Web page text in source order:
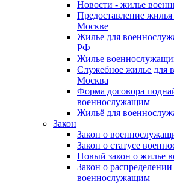
Новости - жилье
Предоставление
Москве
Жилье для
РФ
Жилье
Служебное жилье для
Москва
Форма договора
военнослужащим
Жильё для
Закон
Закон о
Закон о статусе
Новый закон о жилье
Закон о
военнослужащим